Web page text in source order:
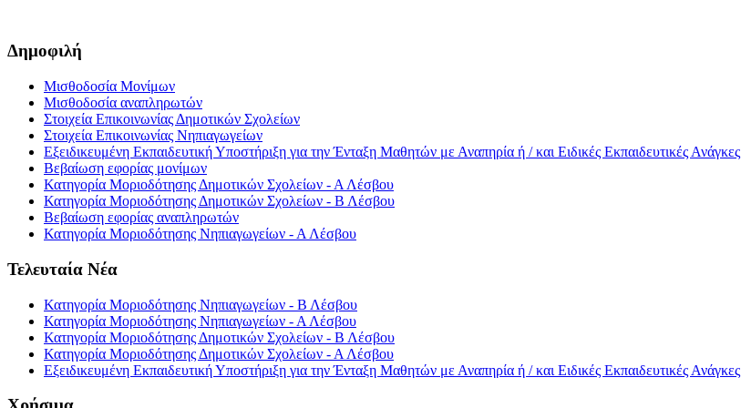
Δημοφιλή
Μισθοδοσία Μονίμων
Μισθοδοσία αναπληρωτών
Στοιχεία Επικοινωνίας Δημοτικών Σχολείων
Στοιχεία Επικοινωνίας Νηπιαγωγείων
Εξειδικευμένη Εκπαιδευτική Υποστήριξη για την Ένταξη Μαθητών με Αναπηρία ή / και Eιδικές Εκπαιδευτικές Ανάγκες
Βεβαίωση εφορίας μονίμων
Κατηγορία Μοριοδότησης Δημοτικών Σχολείων - Α Λέσβου
Κατηγορία Μοριοδότησης Δημοτικών Σχολείων - Β Λέσβου
Βεβαίωση εφορίας αναπληρωτών
Κατηγορία Μοριοδότησης Νηπιαγωγείων - Α Λέσβου
Τελευταία Νέα
Κατηγορία Μοριοδότησης Νηπιαγωγείων - Β Λέσβου
Κατηγορία Μοριοδότησης Νηπιαγωγείων - Α Λέσβου
Κατηγορία Μοριοδότησης Δημοτικών Σχολείων - Β Λέσβου
Κατηγορία Μοριοδότησης Δημοτικών Σχολείων - Α Λέσβου
Εξειδικευμένη Εκπαιδευτική Υποστήριξη για την Ένταξη Μαθητών με Αναπηρία ή / και Eιδικές Εκπαιδευτικές Ανάγκες